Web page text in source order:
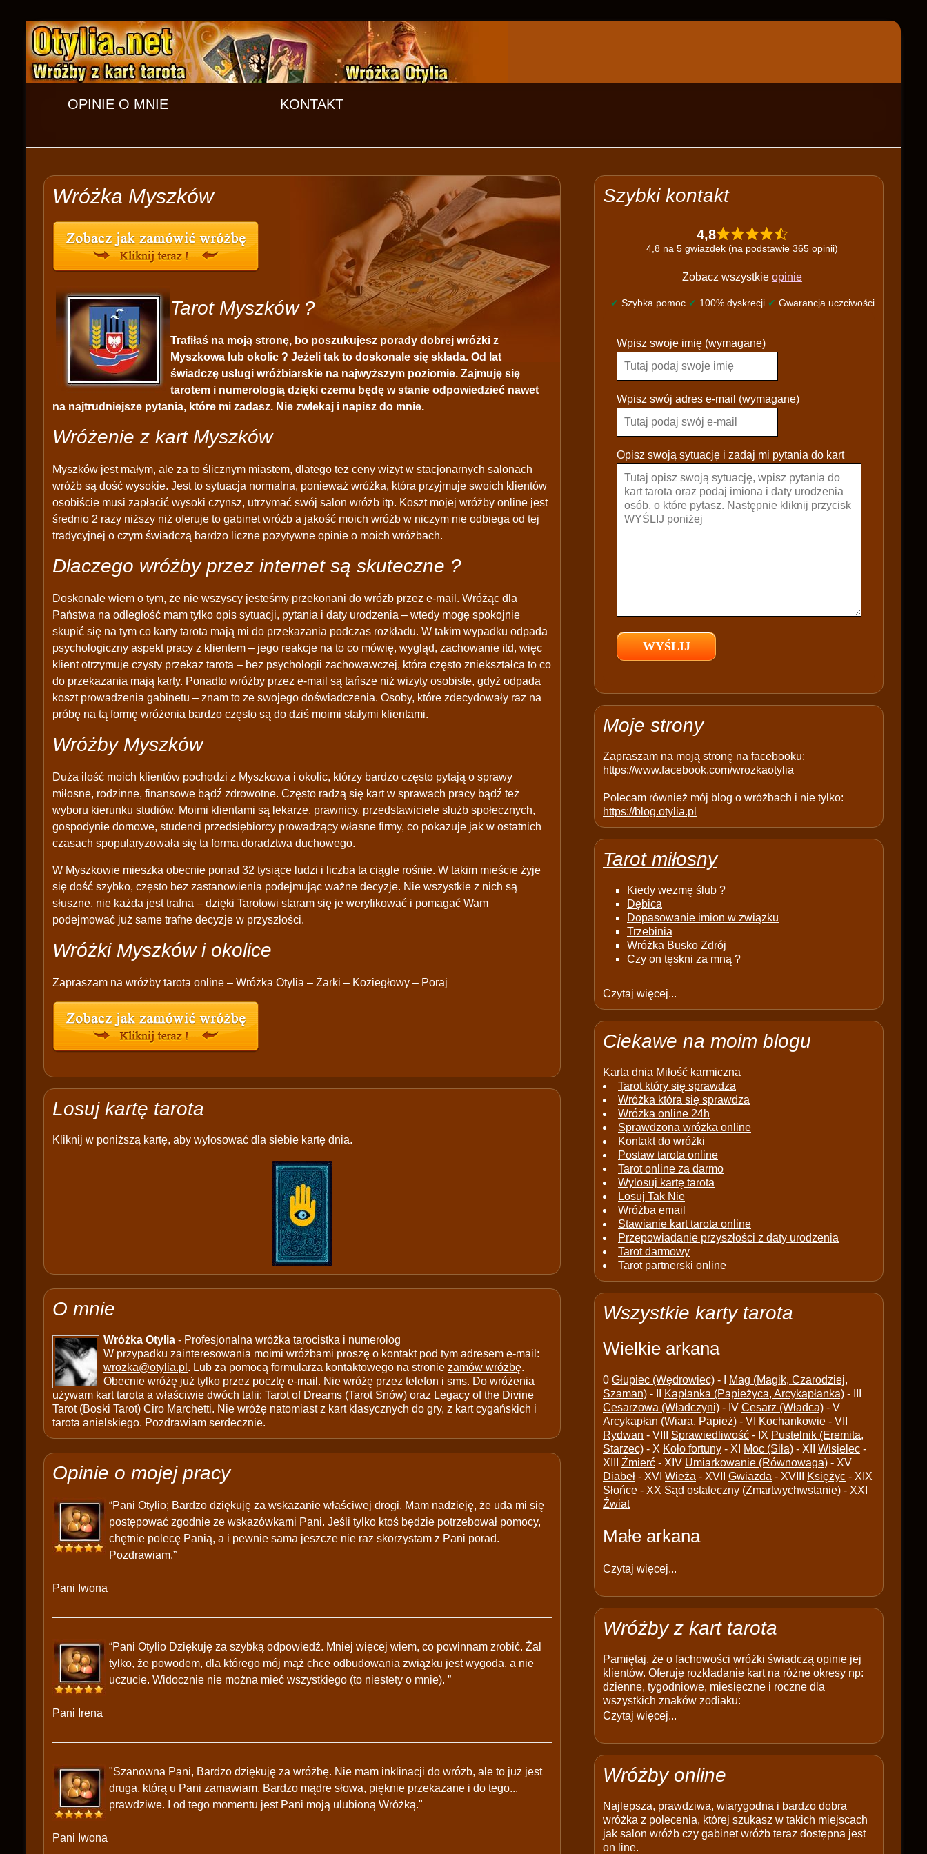
OPINIE O MNIE KONTAKT
Wróżka Myszków
Tarot Myszków ?
Trafiłaś na moją stronę, bo poszukujesz porady dobrej wróżki z
Myszkowa lub okolic ? Jeżeli tak to doskonale się składa. Od lat
świadczę usługi wróżbiarskie na najwyższym poziomie. Zajmuję się
tarotem i numerologią dzięki czemu będę w stanie odpowiedzieć nawet
na najtrudniejsze pytania, które mi zadasz. Nie zwlekaj i napisz do mnie.
Wróżenie z kart Myszków
Myszków jest małym, ale za to ślicznym miastem, dlatego też ceny wizyt w stacjonarnych salonach
wróżb są dość wysokie. Jest to sytuacja normalna, ponieważ wróżka, która przyjmuje swoich klientów
osobiście musi zapłacić wysoki czynsz, utrzymać swój salon wróżb itp. Koszt mojej wróżby online jest
średnio 2 razy niższy niż oferuje to gabinet wróżb a jakość moich wróżb w niczym nie odbiega od tej
tradycyjnej o czym świadczą bardzo liczne pozytywne opinie o moich wróżbach.
Dlaczego wróżby przez internet są skuteczne ?
Doskonale wiem o tym, że nie wszyscy jesteśmy przekonani do wróżb przez e-mail. Wróżąc dla
Państwa na odległość mam tylko opis sytuacji, pytania i daty urodzenia – wtedy mogę spokojnie
skupić się na tym co karty tarota mają mi do przekazania podczas rozkładu. W takim wypadku odpada
psychologiczny aspekt pracy z klientem – jego reakcje na to co mówię, wygląd, zachowanie itd, więc
klient otrzymuje czysty przekaz tarota – bez psychologii zachowawczej, która często zniekształca to co
do przekazania mają karty. Ponadto wróżby przez e-mail są tańsze niż wizyty osobiste, gdyż odpada
koszt prowadzenia gabinetu – znam to ze swojego doświadczenia. Osoby, które zdecydowały raz na
próbę na tą formę wróżenia bardzo często są do dziś moimi stałymi klientami.
Wróżby Myszków
Duża ilość moich klientów pochodzi z Myszkowa i okolic, którzy bardzo często pytają o sprawy
miłosne, rodzinne, finansowe bądź zdrowotne. Często radzą się kart w sprawach pracy bądź też
wyboru kierunku studiów. Moimi klientami są lekarze, prawnicy, przedstawiciele służb społecznych,
gospodynie domowe, studenci przedsiębiorcy prowadzący własne firmy, co pokazuje jak w ostatnich
czasach spopularyzowała się ta forma doradztwa duchowego.
W Myszkowie mieszka obecnie ponad 32 tysiące ludzi i liczba ta ciągle rośnie. W takim mieście żyje
się dość szybko, często bez zastanowienia podejmując ważne decyzje. Nie wszystkie z nich są
słuszne, nie każda jest trafna – dzięki Tarotowi staram się je weryfikować i pomagać Wam
podejmować już same trafne decyzje w przyszłości.
Wróżki Myszków i okolice
Zapraszam na wróżby tarota online – Wróżka Otylia – Żarki – Koziegłowy – Poraj
Losuj kartę tarota
Kliknij w poniższą kartę, aby wylosować dla siebie kartę dnia.
O mnie
Wróżka Otylia - Profesjonalna wróżka tarocistka i numerolog
W przypadku zainteresowania moimi wróżbami proszę o kontakt pod tym adresem e-mail:
wrozka@otylia.pl . Lub za pomocą formularza kontaktowego na stronie zamów wróżbę.
Obecnie wróżę już tylko przez pocztę e-mail. Nie wróżę przez telefon i sms. Do wróżenia
używam kart tarota a właściwie dwóch talii: Tarot of Dreams (Tarot Snów) oraz Legacy of the Divine
Tarot (Boski Tarot) Ciro Marchetti. Nie wróżę natomiast z kart klasycznych do gry, z kart cygańskich i
tarota anielskiego. Pozdrawiam serdecznie.
Opinie o mojej pracy
“Pani Otylio; Bardzo dziękuję za wskazanie właściwej drogi. Mam nadzieję, że uda mi się
postępować zgodnie ze wskazówkami Pani. Jeśli tylko ktoś będzie potrzebował pomocy,
chętnie polecę Panią, a i pewnie sama jeszcze nie raz skorzystam z Pani porad.
Pozdrawiam.”
Pani Iwona
“Pani Otylio Dziękuję za szybką odpowiedź. Mniej więcej wiem, co powinnam zrobić. Żal
tylko, że powodem, dla którego mój mąż chce odbudowania związku jest wygoda, a nie
uczucie. Widocznie nie można mieć wszystkiego (to niestety o mnie). ”
Pani Irena
"Szanowna Pani, Bardzo dziękuję za wróżbę. Nie mam inklinacji do wróżb, ale to już jest
druga, którą u Pani zamawiam. Bardzo mądre słowa, pięknie przekazane i do tego...
prawdziwe. I od tego momentu jest Pani moją ulubioną Wróżką."
Pani Iwona
Szybki kontakt
4,8
4,8 na 5 gwiazdek (na podstawie 365 opinii)
Zobacz wszystkie opinie
✔ Szybka pomoc ✔ 100% dyskrecji ✔ Gwarancja uczciwości
l
a
s
e
a
e
e
p
y
Wpisz swoje imię (wymagane)
Wpisz swój adres e-mail (wymagane)
Opisz swoją sytuację i zadaj mi pytania do kart
Moje strony
Zapraszam na moją stronę na facebooku:
https://www.facebook.com/wrozkaotylia
Polecam również mój blog o wróżbach i nie tylko:
https://blog.otylia.pl
Tarot miłosny
Kiedy wezmę ślub ?
Dębica
Dopasowanie imion w związku
Trzebinia
Wróżka Busko Zdrój
Czy on tęskni za mną ?
Czytaj więcej...
Ciekawe na moim blogu
Karta dnia Miłość karmiczna
Tarot który się sprawdza
Wróżka która się sprawdza
Wróżka online 24h
Sprawdzona wróżka online
Kontakt do wróżki
Postaw tarota online
Tarot online za darmo
Wylosuj kartę tarota
Losuj Tak Nie
Wróżba email
Stawianie kart tarota online
Przepowiadanie przyszłości z daty urodzenia
Tarot darmowy
Tarot partnerski online
Wszystkie karty tarota
Wielkie arkana
0 Głupiec (Wędrowiec) - I
Mag (Magik, Czarodziej,
Szaman) - II Kapłanka (Papieżyca, Arcykapłanka) - III
Cesarzowa (Władczyni) - IV Cesarz (Władca) - V
Arcykapłan (Wiara, Papież) - VI Kochankowie - VII
Rydwan - VIII Sprawiedliwość - IX Pustelnik (Eremita,
Starzec) - X Koło fortuny - XI Moc (Siła) - XII Wisielec -
XIII Źmierć - XIV Umiarkowanie (Równowaga) - XV
Diabeł - XVI Wieża - XVII Gwiazda - XVIII Księżyc - XIX
Słońce - XX Sąd ostateczny (Zmartwychwstanie) - XXI
Źwiat
Małe arkana
Czytaj więcej...
Wróżby z kart tarota
Pamiętaj, że o fachowości wróżki świadczą opinie jej
klientów. Oferuję rozkładanie kart na różne okresy np:
dzienne, tygodniowe, miesięczne i roczne dla
wszystkich znaków zodiaku:
Czytaj więcej...
Wróżby online
Najlepsza, prawdziwa, wiarygodna i bardzo dobra
wróżka z polecenia, której szukasz w takich miejscach
jak salon wróżb czy gabinet wróżb teraz dostępna jest
on line.